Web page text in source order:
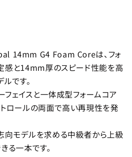
14mm G4 Foam Coreは、フォ
感と14mm厚のスピード性能を高
です。
フェイスと一体成型フォームコア
ロールの両面で高い再現性を発
向モデルを求める中級者から上級
る一本です。